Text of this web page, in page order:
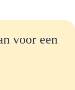
voor een